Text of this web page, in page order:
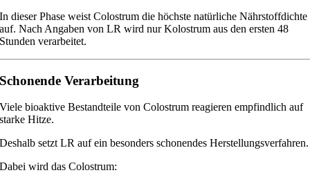
In dieser Phase weist Colostrum die höchste natürliche Nährstoffdichte
auf. Nach Angaben von LR wird nur Kolostrum aus den ersten 48
Stunden verarbeitet.
Schonende Verarbeitung
Viele bioaktive Bestandteile von Colostrum reagieren empfindlich auf
starke Hitze.
Deshalb setzt LR auf ein besonders schonendes Herstellungsverfahren.
Dabei wird das Colostrum: